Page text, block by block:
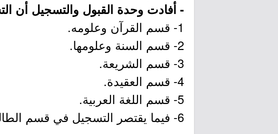
- أفادت وحدة القبول والتسجيل
1- قسم القرآن وعلومه.
2- قسم السنة وعلومها.
3- قسم الشريعة.
4- قسم العقيدة.
5- قسم اللغة العربية.
6- فيما يقتصر التسجيل في قسم الطالبات على (قسم الشريعة).